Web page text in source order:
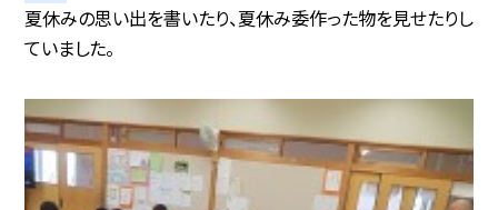
夏休みの思い出を書いたり、夏休み委作った物を見せたりし
ていました。